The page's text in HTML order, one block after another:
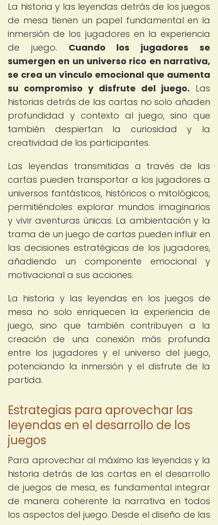
La historia y las leyendas detrás de los juegos
de mesa tienen un papel fundamental en la
inmersión de los jugadores en la experiencia
de juego. Cuando los jugadores se
sumergen en un universo rico en narrativa,
se crea un vínculo emocional que aumenta
su compromiso y disfrute del juego. Las
historias detrás de las cartas no solo añaden
profundidad y contexto al juego, sino que
también despiertan la curiosidad y la
creatividad de los participantes.
Las leyendas transmitidas a través de las
cartas pueden transportar a los jugadores a
universos fantásticos, históricos o mitológicos,
permitiéndoles explorar mundos imaginarios
y vivir aventuras únicas. La ambientación y la
trama de un juego de cartas pueden influir en
las decisiones estratégicas de los jugadores,
añadiendo un componente emocional y
motivacional a sus acciones.
La historia y las leyendas en los juegos de
mesa no solo enriquecen la experiencia de
juego, sino que también contribuyen a la
creación de una conexión más profunda
entre los jugadores y el universo del juego,
potenciando la inmersión y el disfrute de la
partida.
Estrategias para aprovechar las
leyendas en el desarrollo de los
juegos
Para aprovechar al máximo las leyendas y la
historia detrás de las cartas en el desarrollo
de juegos de mesa, es fundamental integrar
de manera coherente la narrativa en todos
los aspectos del juego. Desde el diseño de las